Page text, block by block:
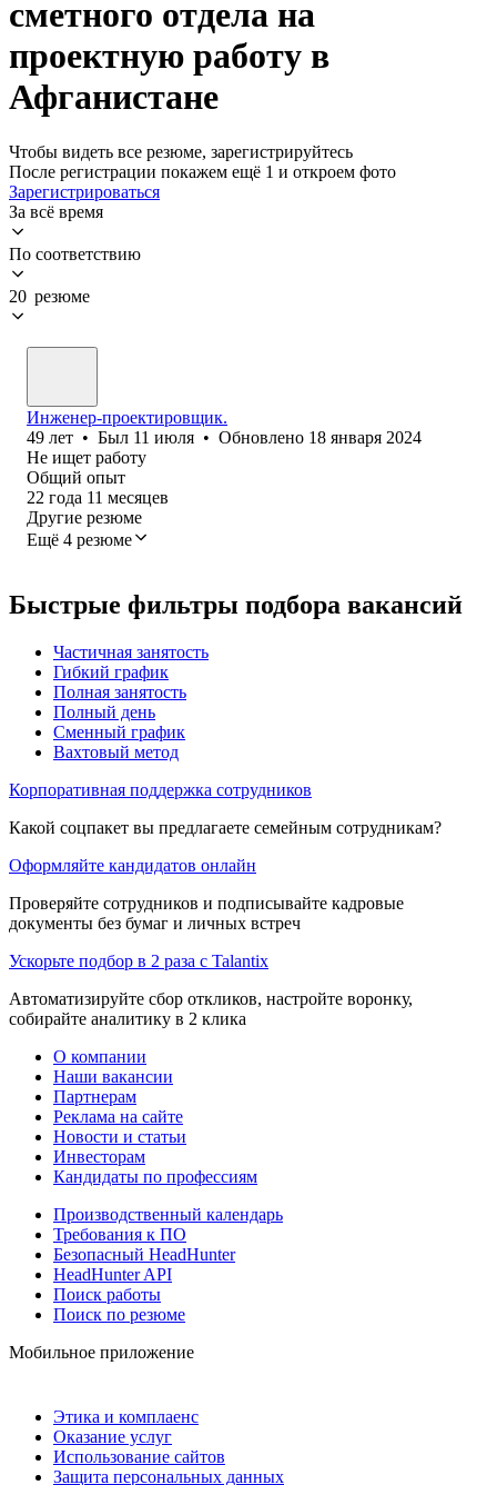
сметного отдела на
проектную работу в
Афганистане
Чтобы видеть все резюме, зарегистрируйтесь
После регистрации покажем ещё 1 и откроем фото
Зарегистрироваться
За всё время
По соответствию
20 резюме
Инженер-проектировщик.
49 лет • Был 11 июля • Обновлено 18 января 2024
Не ищет работу
Общий опыт
22 года 11 месяцев
Другие резюме
Ещё 4 резюме
Быстрые фильтры подбора вакансий
Частичная занятость
Гибкий график
Полная занятость
Полный день
Сменный график
Вахтовый метод
Корпоративная поддержка сотрудников
Какой соцпакет вы предлагаете семейным сотрудникам?
Оформляйте кандидатов онлайн
Проверяйте сотрудников и подписывайте кадровые
документы без бумаг и личных встреч
Ускорьте подбор в 2 раза с Talantix
Автоматизируйте сбор откликов, настройте воронку,
собирайте аналитику в 2 клика
О компании
Наши вакансии
Партнерам
Реклама на сайте
Новости и статьи
Инвесторам
Кандидаты по профессиям
Производственный календарь
Требования к ПО
Безопасный HeadHunter
HeadHunter API
Поиск работы
Поиск по резюме
Мобильное приложение
Этика и комплаенс
Оказание услуг
Использование сайтов
Защита персональных данных